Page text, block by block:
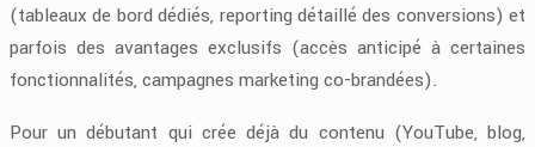
(tableaux de bord dédiés, reporting détaillé des conversions) et
parfois des avantages exclusifs (accès anticipé à certaines
fonctionnalités, campagnes marketing co-brandées).
Pour un débutant qui crée déjà du contenu (YouTube, blog,